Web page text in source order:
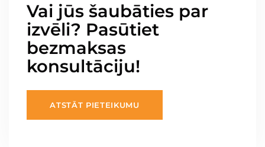
Vai jūs šaubāties par
izvēli? Pasūtiet
bezmaksas
konsultāciju!
ATSTĀT PIETEIKUMU